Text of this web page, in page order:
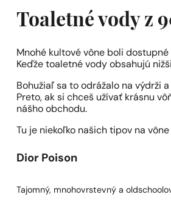
Toaletné vody z
Mnohé kultové vône boli
Keďže toaletné vody obsahujú
Bohužiaľ sa to odrážalo na výdrži
Preto, ak si chceš užívať krásnu
nášho obchodu.
Tu je niekoľko našich tipov na
Dior Poison
Tajomný, mnohovrstevný a